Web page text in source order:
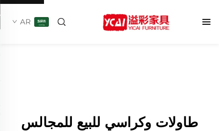
AR
طاولات وكراسي للبيع للمجالس